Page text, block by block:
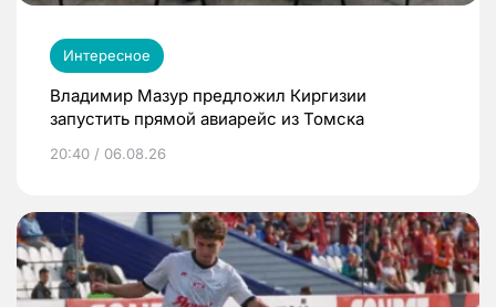
Интересное
Владимир Мазур предложил Киргизии
запустить прямой авиарейс из Томска
20:40 / 06.08.26